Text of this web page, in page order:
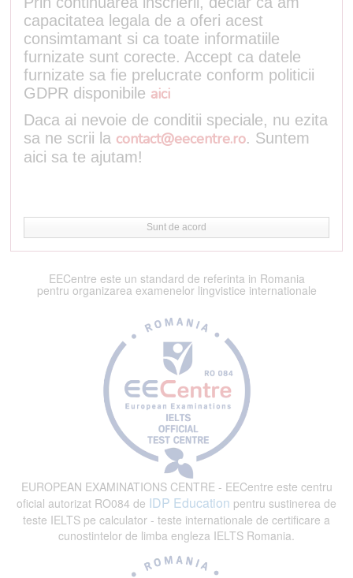
capacitatea legala de a oferi acest
consimtamant si ca toate informatiile
furnizate sunt corecte. Accept ca datele
furnizate sa fie prelucrate conform politicii
GDPR disponibile aici
Daca ai nevoie de conditii speciale, nu ezita
sa ne scrii la contact@eecentre.ro. Suntem
aici sa te ajutam!
Sunt de acord
EECentre este un standard de referinta in Romania
pentru organizarea examenelor lingvistice internationale
EUROPEAN EXAMINATIONS CENTRE - EECentre este centru
oficial autorizat RO084 de IDP Education pentru sustinerea de
teste IELTS pe calculator - teste internationale de certificare a
cunostintelor de limba engleza IELTS Romania.